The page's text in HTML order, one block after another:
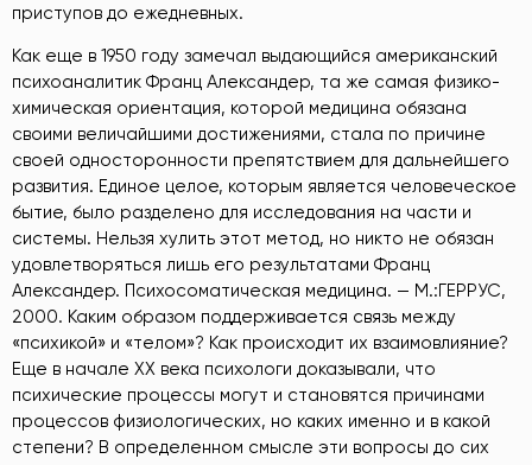
приступов до ежедневных.
Как еще в 1950 году замечал выдающийся американский
психоаналитик Франц Александер, та же самая физико-
химическая ориентация, которой медицина обязана
своими величайшими достижениями, стала по причине
своей односторонности препятствием для дальнейшего
развития. Единое целое, которым является человеческое
бытие, было разделено для исследования на части и
системы. Нельзя хулить этот метод, но никто не обязан
удовлетворяться лишь его результатами Франц
Александер. Психосоматическая медицина. — М.:ГЕРРУС,
2000. Каким образом поддерживается связь между
«психикой» и «телом»? Как происходит их взаимовлияние?
Еще в начале XX века психологи доказывали, что
психические процессы могут и становятся причинами
процессов физиологических, но каких именно и в какой
степени? В определенном смысле эти вопросы до сих